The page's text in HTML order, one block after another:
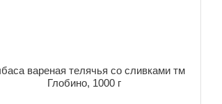
вареная телячья со сливками тм
Глобино, 1000 г